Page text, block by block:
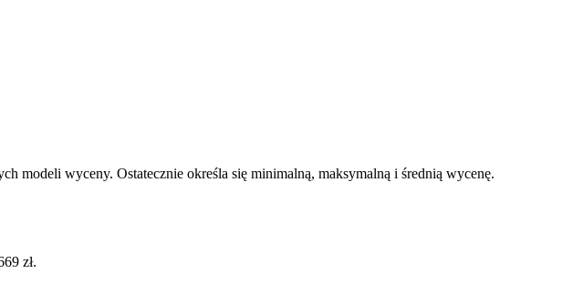
modeli wyceny. Ostatecznie określa się minimalną, maksymalną i średnią wycenę.
zł.